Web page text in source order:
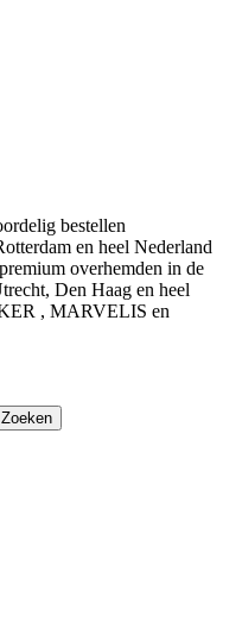
bestellen
en heel Nederland
overhemden in de
Den Haag en heel
, MARVELIS en
Zoeken